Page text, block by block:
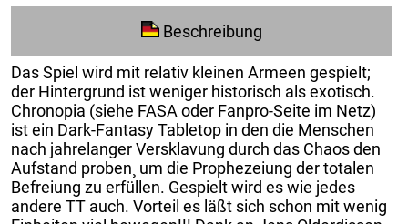
Beschreibung
Das Spiel wird mit relativ kleinen Armeen gespielt;
der Hintergrund ist weniger historisch als exotisch.
Chronopia (siehe FASA oder Fanpro-Seite im Netz)
ist ein Dark-Fantasy Tabletop in den die Menschen
nach jahrelanger Versklavung durch das Chaos den
Aufstand proben¸ um die Prophezeiung der totalen
Befreiung zu erfüllen. Gespielt wird es wie jedes
andere TT auch. Vorteil es läßt sich schon mit wenig